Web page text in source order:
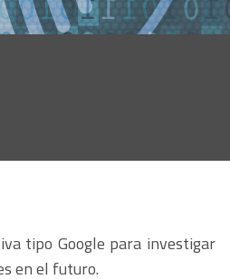
tipo Google para investigar
en el futuro.